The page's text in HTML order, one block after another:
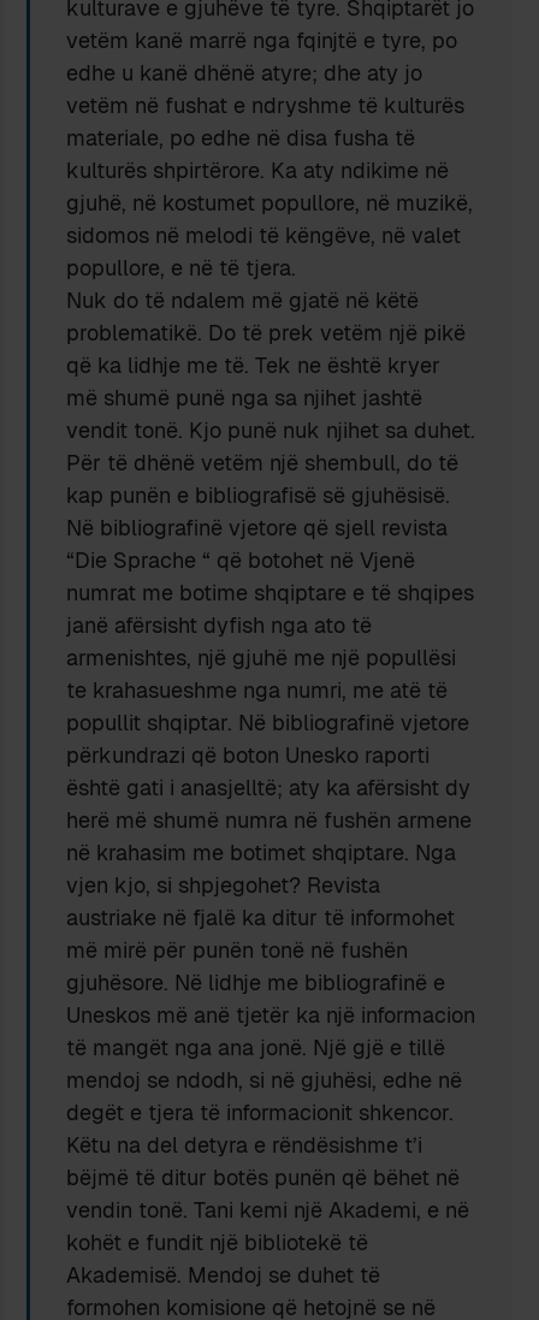
kulturave e gjuhëve të tyre. Shqiptarët jo
vetëm kanë marrë nga fqinjtë e tyre, po
edhe u kanë dhënë atyre; dhe aty jo
vetëm në fushat e ndryshme të kulturës
materiale, po edhe në disa fusha të
kulturës shpirtërore. Ka aty ndikime në
gjuhë, në kostumet popullore, në muzikë,
sidomos në melodi të këngëve, në valet
popullore, e në të tjera.
Nuk do të ndalem më gjatë në këtë
problematikë. Do të prek vetëm një pikë
që ka lidhje me të. Tek ne është kryer
më shumë punë nga sa njihet jashtë
vendit tonë. Kjo punë nuk njihet sa duhet.
Për të dhënë vetëm një shembull, do të
kap punën e bibliografisë së gjuhësisë.
Në bibliografinë vjetore që sjell revista
“Die Sprache “ që botohet në Vjenë
numrat me botime shqiptare e të shqipes
janë afërsisht dyfish nga ato të
armenishtes, një gjuhë me një popullësi
te krahasueshme nga numri, me atë të
popullit shqiptar. Në bibliografinë vjetore
përkundrazi që boton Unesko raporti
është gati i anasjelltë; aty ka afërsisht dy
herë më shumë numra në fushën armene
në krahasim me botimet shqiptare. Nga
vjen kjo, si shpjegohet? Revista
austriake në fjalë ka ditur të informohet
më mirë për punën tonë në fushën
gjuhësore. Në lidhje me bibliografinë e
Uneskos më anë tjetër ka një informacion
të mangët nga ana jonë. Një gjë e tillë
mendoj se ndodh, si në gjuhësi, edhe në
degët e tjera të informacionit shkencor.
Këtu na del detyra e rëndësishme t’i
bëjmë të ditur botës punën që bëhet në
vendin tonë. Tani kemi një Akademi, e në
kohët e fundit një bibliotekë të
Akademisë. Mendoj se duhet të
formohen komisione që hetojnë se në